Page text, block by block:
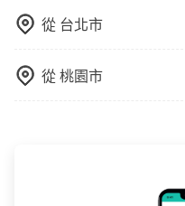
時間減少而提前落地，
繫，司機只要車上無乘
合旅客乘車。
從 台北市
從桃園市